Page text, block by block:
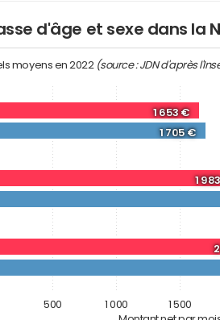
d'âge et sexe dans la
moyens en 2022 (source : JDN d'après
1 653 €
1
1 705 €
500 1 000 1 500